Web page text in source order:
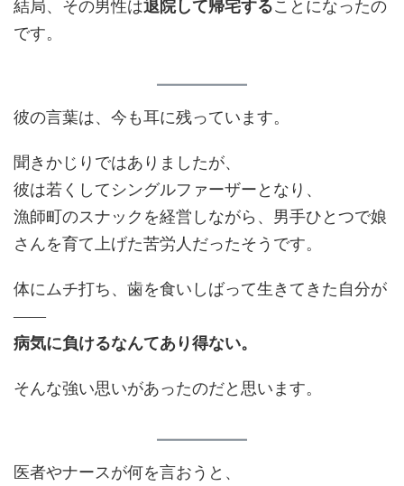
結局、その男性は退院して帰宅することになったの
です。
彼の言葉は、今も耳に残っています。
聞きかじりではありましたが、
彼は若くしてシングルファーザーとなり、
漁師町のスナックを経営しながら、男手ひとつで娘
さんを育て上げた苦労人だったそうです。
体にムチ打ち、歯を食いしばって生きてきた自分が
――
病気に負けるなんてあり得ない。
そんな強い思いがあったのだと思います。
医者やナースが何を言おうと、